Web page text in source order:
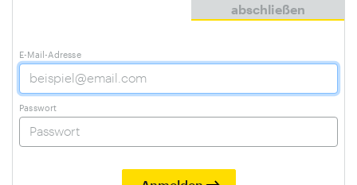
abschließen
E-Mail-Adresse
Passwort